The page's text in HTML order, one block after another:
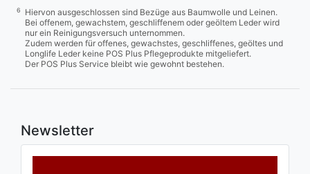
6
Hiervon ausgeschlossen sind Bezüge aus Baumwolle und Leinen.
Bei offenem, gewachstem, geschliffenem oder geöltem Leder wird
nur ein Reinigungsversuch unternommen.
Zudem werden für offenes, gewachstes, geschliffenes, geöltes und
Longlife Leder keine POS Plus Pflegeprodukte mitgeliefert.
Der POS Plus Service bleibt wie gewohnt bestehen.
Newsletter